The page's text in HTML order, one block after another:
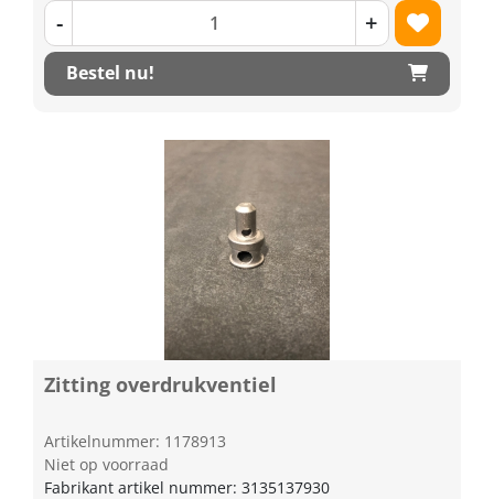
- +
Bestel nu!
Zitting overdrukventiel
Artikelnummer: 1178913
Niet op voorraad
Fabrikant artikel nummer: 3135137930